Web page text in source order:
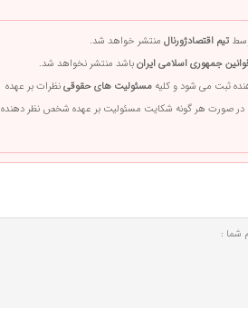
تیم اقتصادژورنال منتشر خواهد شد.
جمهوری اسلامی ایرانباشد منتشر نخواهد شد.
ثبت می شود و کلیه مسئولیت های حقوقینظرات بر عهده
در صورت هر گونه شکایت مسئولیت بر عهده شخص نظر دهنده